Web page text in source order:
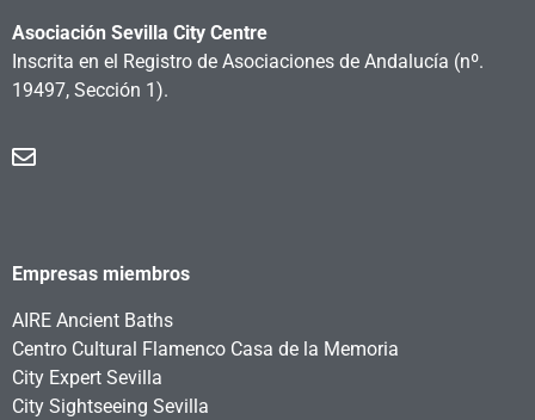
Asociación Sevilla City Centre
Inscrita en el Registro de Asociaciones de Andalucía (nº.
19497, Sección 1).
Empresas miembros
AIRE Ancient Baths
Centro Cultural Flamenco Casa de la Memoria
City Expert Sevilla
City Sightseeing Sevilla